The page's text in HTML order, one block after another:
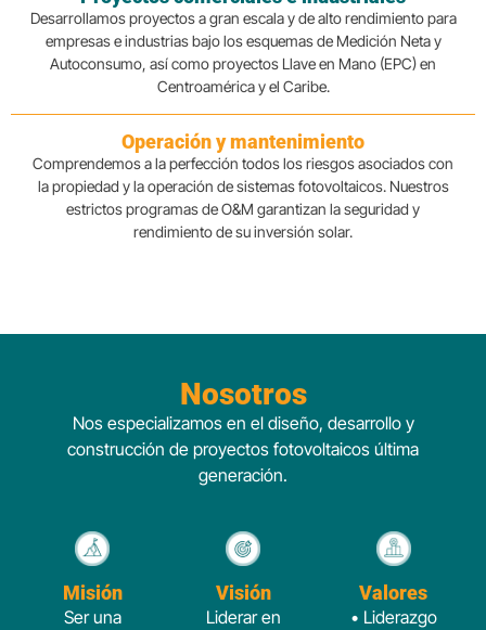
Desarrollamos proyectos a gran escala y de alto rendimiento para
empresas e industrias bajo los esquemas de Medición Neta y
Autoconsumo, así como proyectos Llave en Mano (EPC) en
Centroamérica y el Caribe.
Operación y mantenimiento
Comprendemos a la perfección todos los riesgos asociados con
la propiedad y la operación de sistemas fotovoltaicos. Nuestros
estrictos programas de O&M garantizan la seguridad y
rendimiento de su inversión solar.
Nosotros
Nos especializamos en el diseño, desarrollo y
construcción de proyectos fotovoltaicos última
generación.
Misión
Ser una
Visión
Liderar en
Valores
• Liderazgo